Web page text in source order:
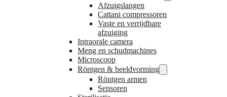
Afzuigslangen
Cattani compressoren
Vaste en verrijdbare
afzuiging
Intraorale camera
Meng en schudmachines
Microscoop
Röntgen & beeldvorming
Röntgen armen
Sensoren